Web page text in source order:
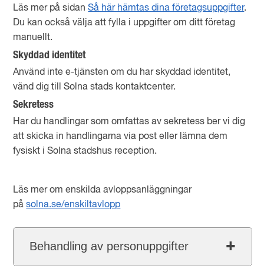
Läs mer på sidanSå här hämtas dina företagsuppgifter.
Du kan också välja att fylla i uppgifter om ditt företag
manuellt.
Skyddad identitet
Använd inte e-tjänsten om du har skyddad identitet,
vänd dig till Solna stads kontaktcenter.
Sekretess
Har du handlingar som omfattas av sekretess ber vi dig
att skicka in handlingarna via post eller lämna dem
fysiskt i Solna stadshus reception.
Läs mer om enskilda avloppsanläggningar
påsolna.se/enskiltavlopp
Behandling av personuppgifter